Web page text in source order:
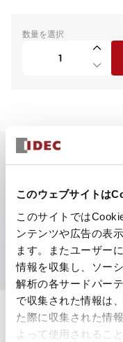
このウェブサイトは
このサイトでは
ンテンツや広告の表
ます。またユーザー
情報を収集し、ソー
解析の各サードパー
で収集された情報は
た際に収集された情
よって使用されるこ
数量を選択
セレクタースイッ
4NC接点、ねじ端子
仕様